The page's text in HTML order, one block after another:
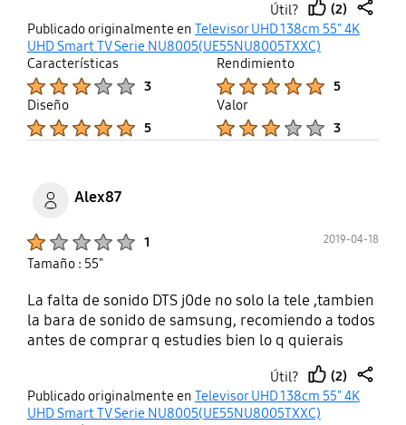
sus clientes una actualización del software, para
solucionar dicha carencia, sino creo que va a
perder clientes.
Útil?
thumb
up
(2)
share
Publicado originalmente en Televisor UHD 138cm 55" 4K
UHD Smart TV Serie NU8005(UE55NU8005TXXC)
Características
3
Rendimiento
5
Diseño
5
Valor
3
Alex87
1 2019-04-18
Tamaño : 55"
La falta de sonido DTS j0de no solo la tele ,tambien
la bara de sonido de samsung, recomiendo a todos
antes de comprar q estudies bien lo q quierais
Útil?
thumb
up
(2)
share
Publicado originalmente en Televisor UHD 138cm 55" 4K
UHD Smart TV Serie NU8005(UE55NU8005TXXC)